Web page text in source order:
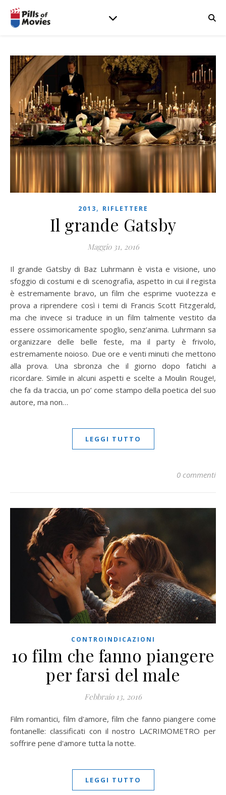
2013, RIFLETTERE
Il grande Gatsby
Maggio 31, 2016
Il grande Gatsby di Baz Luhrmann è vista e visione, uno
sfoggio di costumi e di scenografia, aspetto in cui il regista
è estremamente bravo, un film che esprime vuotezza e
prova a riprendere così i temi di Francis Scott Fitzgerald,
ma che invece si traduce in un film talmente vestito da
essere ossimoricamente spoglio, senz’anima. Luhrmann sa
organizzare delle belle feste, ma il party è frivolo,
estremamente noioso. Due ore e venti minuti che mettono
alla prova. Una sbronza che il giorno dopo fatichi a
ricordare. Simile in alcuni aspetti e scelte a Moulin Rouge!,
che fa da traccia, un po’ come stampo della poetica del suo
autore, ma non…
LEGGI TUTTO
0 commenti
CONTROINDICAZIONI
10 film che fanno piangere
per farsi del male
Febbraio 13, 2016
Film romantici, film d'amore, film che fanno piangere come
fontanelle: classificati con il nostro LACRIMOMETRO per
soffrire pene d'amore tutta la notte.
LEGGI TUTTO